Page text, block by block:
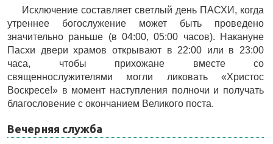
Исключение составляет светлый день ПАСХИ, когда
утреннее богослужение может быть проведено
значительно раньше (в 04:00, 05:00 часов). Накануне
Пасхи двери храмов открывают в 22:00 или в 23:00
часа, чтобы прихожане вместе со
священнослужителями могли ликовать «Христос
Воскресе!» в момент наступления полночи и получать
благословение с окончанием Великого поста.
Вечерняя служба